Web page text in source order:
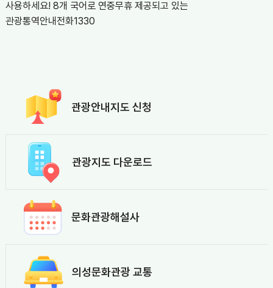
관광안내지도 신청
관광지도 다운로드
문화관광해설사
의성문화관광 교통